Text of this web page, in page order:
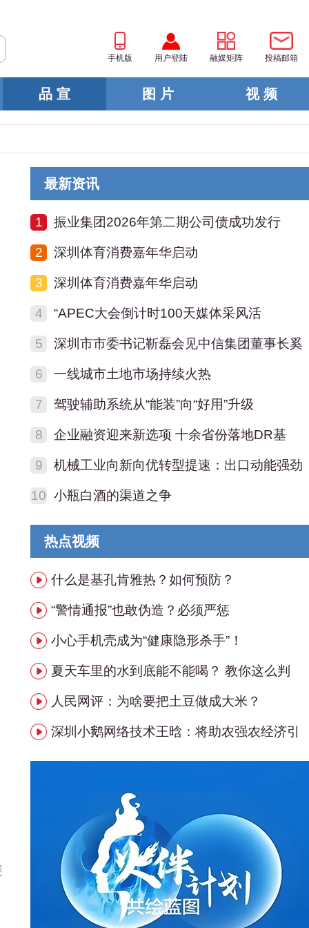
手机版 用户登陆 融媒矩阵 投稿邮箱
品 宣 图 片 视 频
最新资讯
1 振业集团2026年第二期公司债成功发行
2 深圳体育消费嘉年华启动
3 深圳体育消费嘉年华启动
4 “APEC大会倒计时100天媒体采风活
5 深圳市市委书记靳磊会见中信集团董事长奚
6 一线城市土地市场持续火热
7 驾驶辅助系统从“能装”向“好用”升级
8 企业融资迎来新选项 十余省份落地DR基
9 机械工业向新向优转型提速：出口动能强劲
10 小瓶白酒的渠道之争
热点视频
什么是基孔肯雅热？如何预防？
“警情通报”也敢伪造？必须严惩
小心手机壳成为“健康隐形杀手”！
夏天车里的水到底能不能喝？ 教你这么判
人民网评：为啥要把土豆做成大米？
深圳小鹅网络技术王晗：将助农强农经济引